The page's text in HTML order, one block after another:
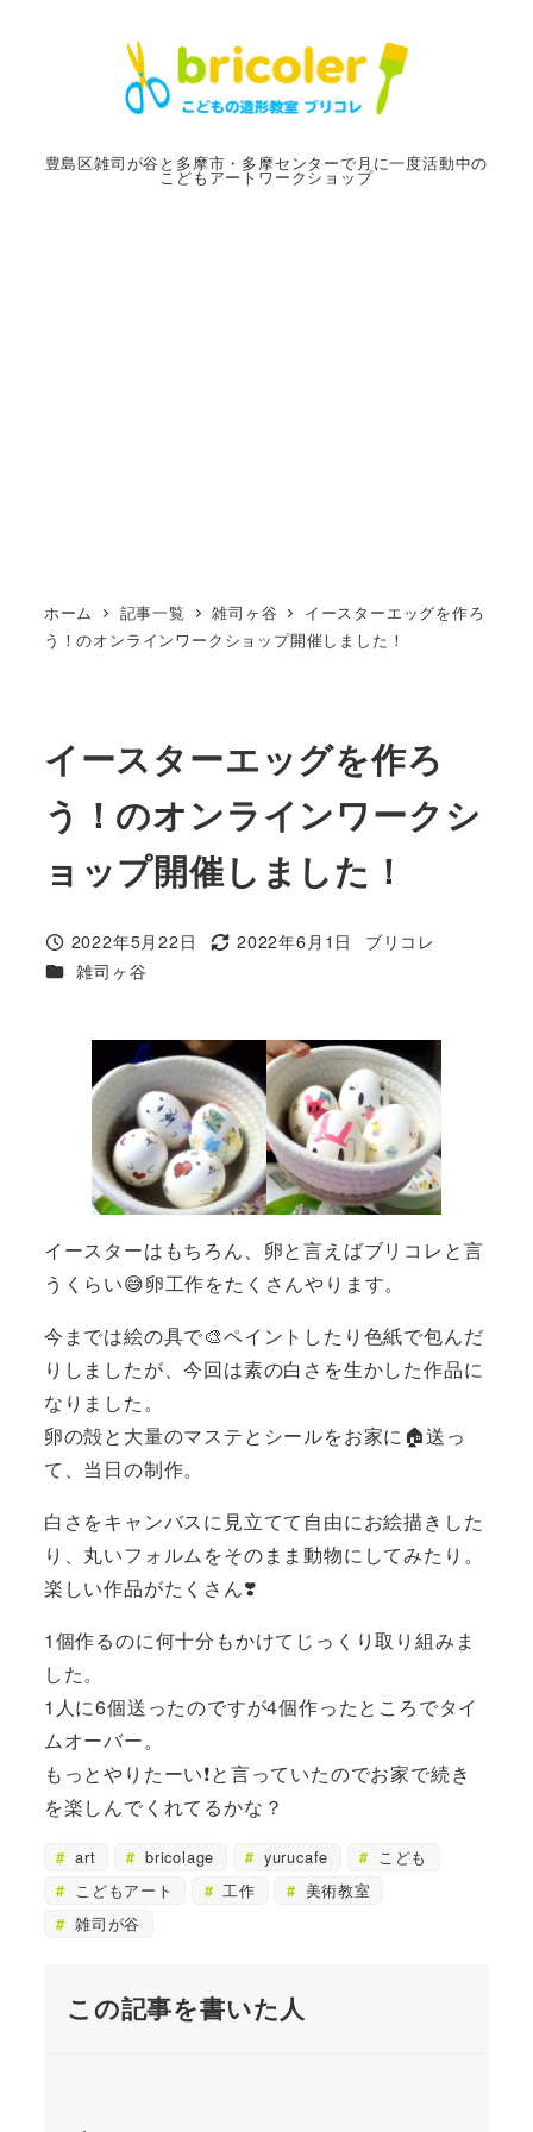
豊島区雑司が谷と多摩市・多摩センターで月に一度活動中の
こどもアートワークショップ
ホーム 記事一覧 雑司ヶ谷
イースターエッグを作ろ
う！のオンラインワークショップ開催しました！
イースターエッグを作ろ
う！のオンラインワークシ
ョップ開催しました！
投稿日
2022年5月22日
更新日
2022年6月1日
著
ブリコレ
カテゴリー
雑司ヶ谷
イースターはもちろん、卵と言えばブリコレと言
うくらい😅卵工作をたくさんやります。
今までは絵の具で🎨ペイントしたり色紙で包んだ
りしましたが、今回は素の白さを生かした作品に
なりました。
卵の殻と大量のマステとシールをお家に🏠送っ
て、当日の制作。
白さをキャンバスに見立てて自由にお絵描きした
り、丸いフォルムをそのまま動物にしてみたり。
楽しい作品がたくさん❣️
1個作るのに何十分もかけてじっくり取り組みま
した。
1人に6個送ったのですが4個作ったところでタイ
ムオーバー。
もっとやりたーい❗️と言っていたのでお家で続き
を楽しんでくれてるかな？
art bricolage yurucafe
こども
こどもアート
工作
美術教室
雑司が谷
この記事を書いた人